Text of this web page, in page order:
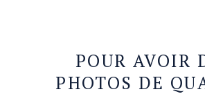
POUR AVOIR
PHOTOS DE